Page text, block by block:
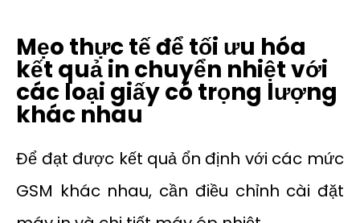
Mẹo thực tế để tối ưu hóa
kết quả in chuyển nhiệt với
các loại giấy có trọng lượng
khác nhau
Để đạt được kết quả ổn định với các mức
GSM khác nhau, cần điều chỉnh cài đặt